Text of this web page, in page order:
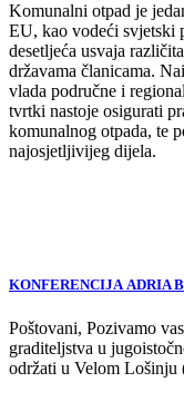
Komunalni otpad je
EU, kao vodeći svjetski
desetljeća usvaja
državama članicama.
vlada područne i
tvrtki nastoje osigurati
komunalnog otpada, te
najosjetljivijeg dijela.
KONFERENCIJA ADRIA
Poštovani, Pozivamo
graditeljstva u
održati u Velom Lošinju